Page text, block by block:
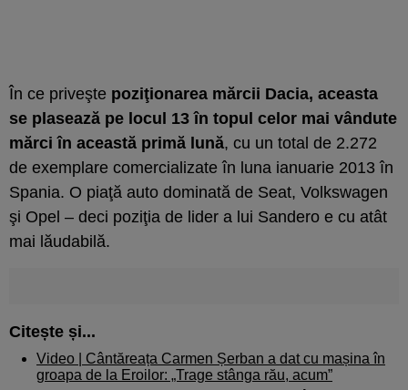
În ce priveşte poziţionarea mărcii Dacia, aceasta
se plasează pe locul 13 în topul celor mai vândute
mărci în această primă lună, cu un total de 2.272
de exemplare comercializate în luna ianuarie 2013 în
Spania. O piaţă auto dominată de Seat, Volkswagen
şi Opel – deci poziţia de lider a lui Sandero e cu atât
mai lăudabilă.
Citește și...
Video | Cântăreața Carmen Șerban a dat cu mașina în
groapa de la Eroilor: „Trage stânga rău, acum”